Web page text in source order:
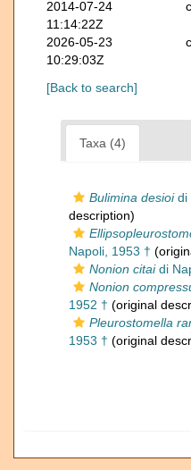
2014-07-24
11:14:22Z
2026-05-23
10:29:03Z
[Back to search]
Taxa (4)
Bulimina desioidi
description)
Napoli, 1953 †
Nonion citaidi
Nonion
1952 † (original
Pleurostomella
1953 † (original